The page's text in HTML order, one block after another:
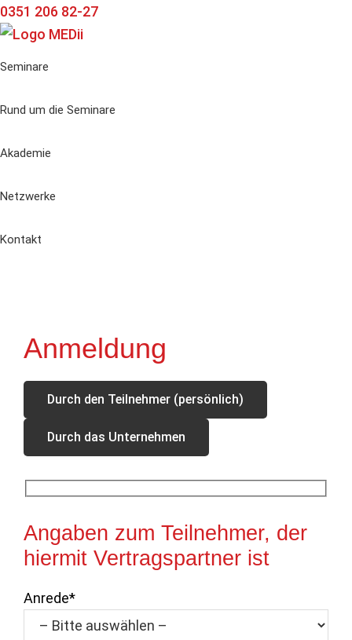
Zur
Hauptnavigation
Zum
Inhalt
Zur
Seitenspalte
0351 206 82-27
Seminare
Rund um die Seminare
Akademie
Netzwerke
Kontakt
Anmeldung
Durch den Teilnehmer (persönlich)
Durch das Unternehmen
Angaben zum Teilnehmer, der
hiermit Vertragspartner ist
Anrede*